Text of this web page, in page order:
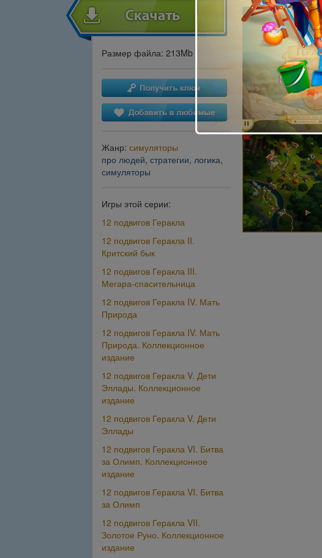
Размер файла: 213Mb
Жанр: симуляторы
про людей, стратегии, логика,
симуляторы
Игры этой серии:
12 подвигов Геракла
12 подвигов Геракла II.
Критский бык
12 подвигов Геракла III.
Мегара-спасительница
12 подвигов Геракла IV. Мать
Природа
12 подвигов Геракла IV. Мать
Природа. Коллекционное
издание
12 подвигов Геракла V. Дети
Эллады. Коллекционное
издание
12 подвигов Геракла V. Дети
Эллады
12 подвигов Геракла VI. Битва
за Олимп. Коллекционное
издание
12 подвигов Геракла VI. Битва
за Олимп
12 подвигов Геракла VII.
Золотое Руно. Коллекционное
издание